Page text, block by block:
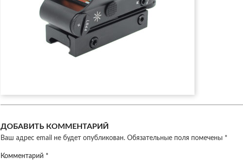
ДОБАВИТЬ КОММЕНТАРИЙ
Ваш адрес email не будет опубликован. Обязательные поля помечены *
Комментарий *